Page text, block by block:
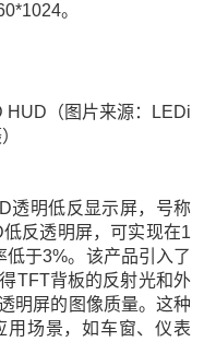
。
HUD（图片来源：LEDi
透明低反显示屏，号称
反透明屏，可实现在1
于3%。该产品引入了
TFT背板的反射光和外
明屏的图像质量。这种
用场景，如车窗、仪表